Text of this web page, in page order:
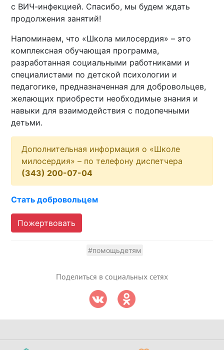
с ВИЧ-инфекцией. Спасибо, мы будем ждать
продолжения занятий!
Напоминаем, что «Школа милосердия» – это
комплексная обучающая программа,
разработанная социальными работниками и
специалистами по детской психологии и
педагогике, предназначенная для добровольцев,
желающих приобрести необходимые знания и
навыки для взаимодействия с подопечными
детьми.
Дополнительная информация о «Школе
милосердия» – по телефону диспетчера
(343) 200-07-04
Стать добровольцем
Пожертвовать
#помощьдетям
Поделиться в социальных сетях